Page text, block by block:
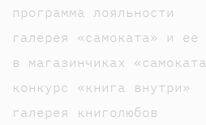
программа лояльности
галерея «самоката» и ее
в магазинчиках
конкурс «книга внутри»
галерея книголюбов